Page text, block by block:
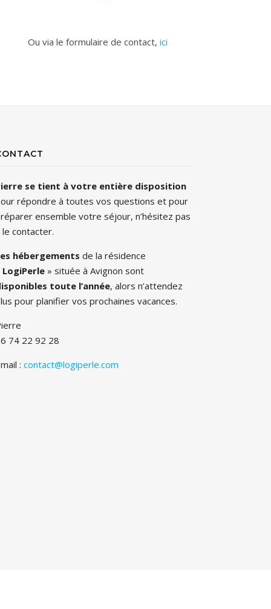
Ou via le formulaire de contact, ici
se tient à votre entière disposition
répondre à toutes vos questions et pour
ensemble votre séjour, n’hésitez pas
le contacter.
hébergements de la résidence
LogiPerle » située à Avignon sont
toute l’année, alors n’attendez
pour planifier vos prochaines vacances.
74 22 92 28
: contact@logiperle.com